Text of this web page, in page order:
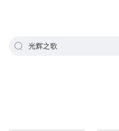
光辉之歌